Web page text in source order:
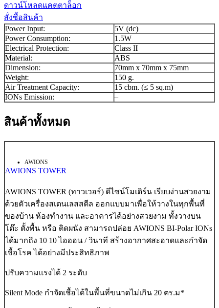
ดาวน์โหลดแคตตาล็อก
สั่งซื้อสินค้า
Power Input:
5V (dc)
Power Consumption:
1.5W
Electrical Protection:
Class II
Material:
ABS
Dimension:
70mm x 70mm x 75mm
Weight:
150 g.
Air Treatment Capacity:
15 cbm. (≤ 5 sq.m)
IONs Emission:
–
สินค้าทั้งหมด
AWIONS
AWIONS TOWER
AWIONS TOWER (ทาวเวอร์) ดีไซน์โมเดิร์น เรียบง่านสวยงาม
ด้วยตัวเครื่องสเตนเลสสตีล ออกแบบมาเพื่อให้วางในทุกพื้นที่
ของบ้าน ห้องทำงาน และอาคารได้อย่างสวยงาม ทั้งวางบน
โต๊ะ ตั้งพื้น หรือ ติดผนัง สามารถปล่อย AWIONS BI-Polar IONs
ได้มากถึง 10 10 ไอออน / วินาที สร้างอากาศสะอาดและกำจัด
เชื้อโรค ได้อย่างมีประสิทธิภาพ
ปรับความแรงได้ 2 ระดับ
Silent Mode กำจัดเชื้อได้ในพื้นที่ขนาดไม่เกิน 20 ตร.ม*